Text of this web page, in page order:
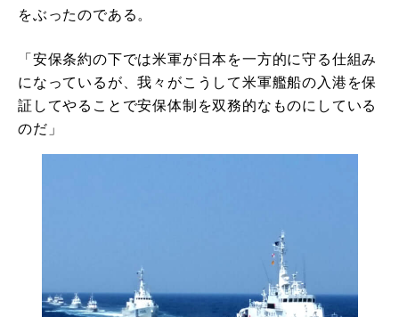
をぶったのである。
「安保条約の下では米軍が日本を一方的に守る仕組み
になっているが、我々がこうして米軍艦船の入港を保
証してやることで安保体制を双務的なものにしている
のだ」